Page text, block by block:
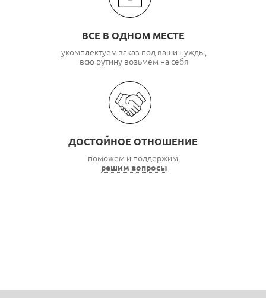
ВСЕ В ОДНОМ МЕСТЕ
укомплектуем заказ под ваши нужды,
всю рутину возьмем на себя
ДОСТОЙНОЕ ОТНОШЕНИЕ
поможем и поддержим,
решим вопросы